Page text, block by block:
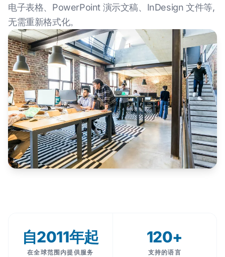
电子表格、PowerPoint 演示文稿、InDesign 文件等,
无需重新格式化。
自2011年起
在全球范围内提供服务
120+
支持的语言